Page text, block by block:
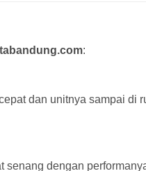
:
dan unitnya sampai di
senang dengan